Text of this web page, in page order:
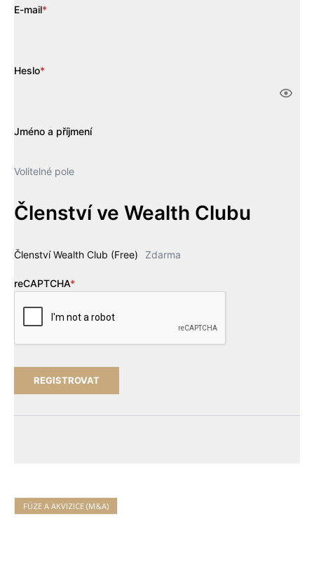
E-mail*
Heslo*
Jméno a příjmení
Volitelné pole
Členství ve Wealth Clubu
Členství Wealth Club (Free) Zdarma
reCAPTCHA*
FÚZE A AKVIZICE (M&A)